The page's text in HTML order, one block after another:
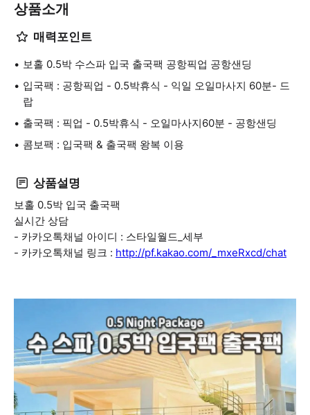
상품소개
매력포인트
보홀 0.5박 수스파 입국 출국팩 공항픽업 공항샌딩
입국팩 : 공항픽업 - 0.5박휴식 - 익일 오일마사지 60분- 드
랍
출국팩 : 픽업 - 0.5박휴식 - 오일마사지60분 - 공항샌딩
콤보팩 : 입국팩 & 출국팩 왕복 이용
상품설명
보홀 0.5박 입국 출국팩
실시간 상담
- 카카오톡채널 아이디 : 스타일월드_세부
- 카카오톡채널 링크 : http://pf.kakao.com/_mxeRxcd/chat